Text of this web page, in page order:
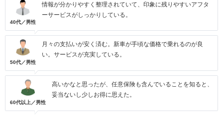
40代／男性
情報が分かりやすく整理されていて、印象に残りやすいアフタ
ーサービスがしっかりしている。
50代／男性
月々の支払いが安く済む。新車が手頃な価格で乗れるのが良
い。サービスが充実している。
60代以上／男性
高いかなと思ったが、任意保険も含んでいることを知ると、
妥当ないし少しお得に思えた。